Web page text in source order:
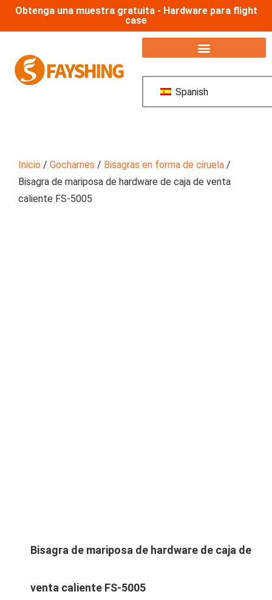
Obtenga una muestra gratuita - Hardware para flight
case
Spanish
Inicio / Gocharnes / Bisagras en forma de ciruela /
Bisagra de mariposa de hardware de caja de venta
caliente FS-5005
Bisagra de mariposa de hardware de caja de
venta caliente FS-5005